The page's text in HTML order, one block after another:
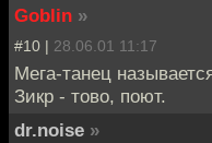
Goblin »
#10 | 28.06.01 11:17
Мега-танец
Зикр - тово, поют.
dr.noise »